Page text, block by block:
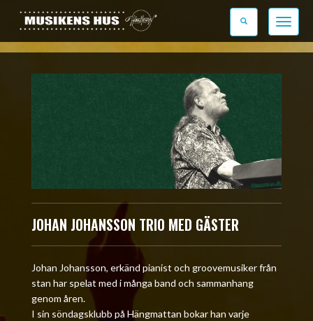
Toggle
JOHAN JOHANSSON TRIO MED GÄSTER
Johan Johansson, erkänd pianist och groovemusiker från
stan har spelat med i många band och sammanhang
genom åren.
I sin söndagsklubb på Hängmattan bokar han varje